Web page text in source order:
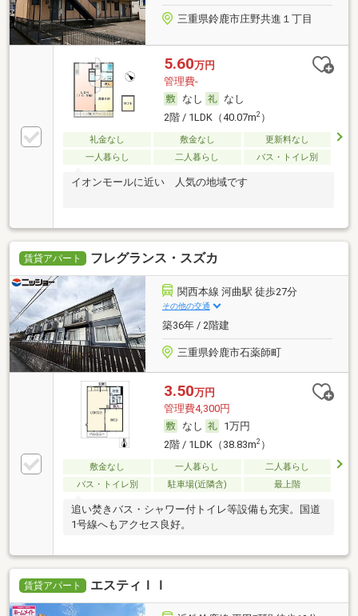
三重県鈴鹿市庄野共進１丁目
5.60万円
管理費-
なし
なし
2階 / 1LDK（40.07m2）
礼金なし 敷金なし
更新料なし
一人暮らし
二人暮らし バス・トイレ別
イオンモールに近い 人気の地域です
賃貸アパート フレグランス・スズカ
関西本線 河曲駅 徒歩27分
その他の交通
築36年 / 2階建
三重県鈴鹿市石薬師町
3.50万円
管理費4,300円
なし
1万円
2階 / 1LDK（38.83m2）
敷金なし 一人暮らし
二人暮らし
バス・トイレ別
駐車場(近隣含) 最上階
追い焚きバス・シャワー付トイレ等設備も充実。国道
1号線へもアクセス良好。
賃貸アパート エスティＩＩ